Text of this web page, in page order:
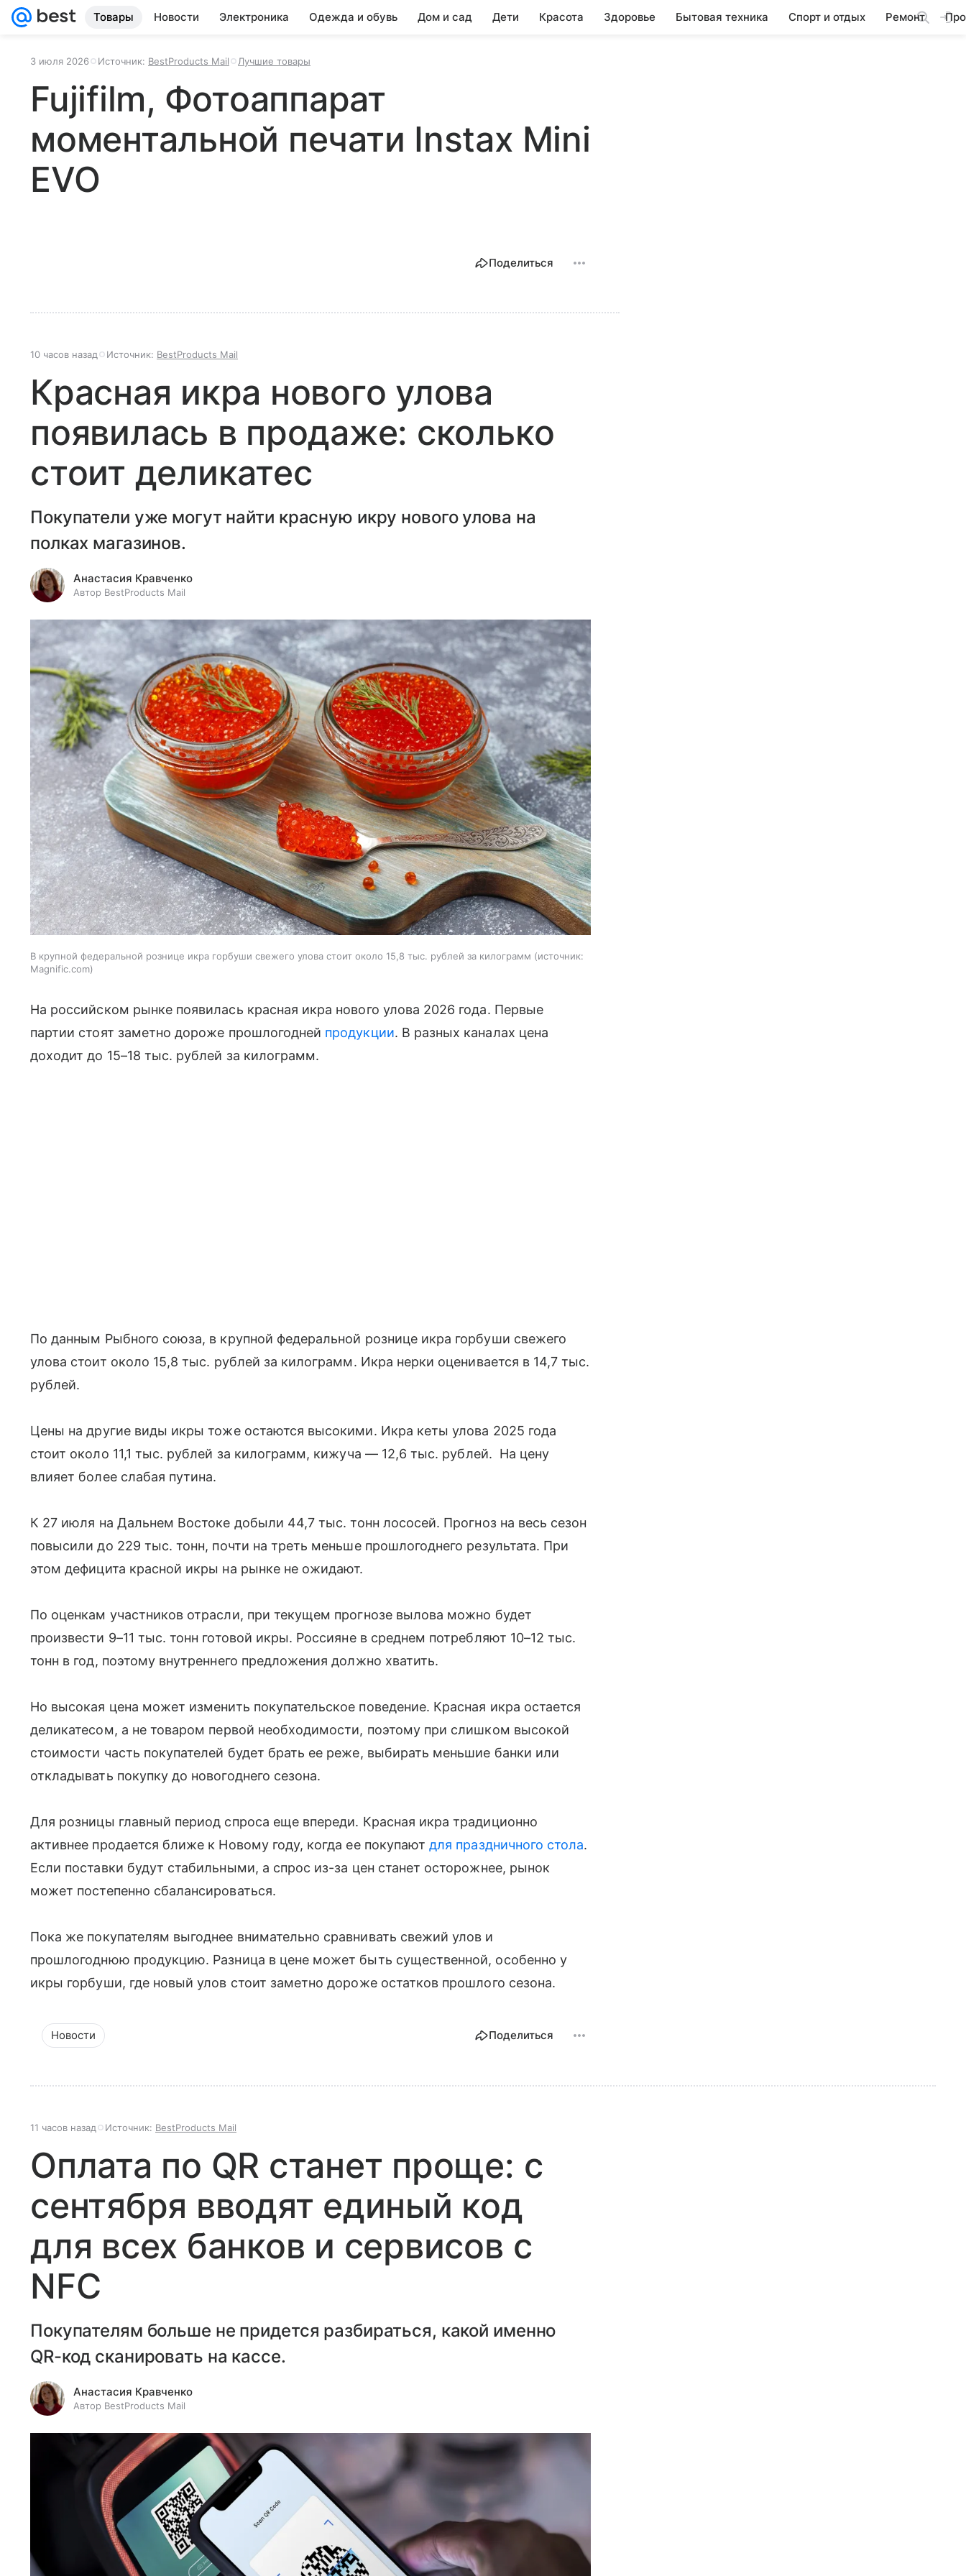
Товары Новости Электроника Одежда и обувь Дом и сад Дети Красота Здоровье Бытовая техника Спорт и отдых Ремонт
3 июля 2026 Источник: BestProducts Mail Лучшие товары
Fujifilm, Фотоаппарат
моментальной печати Instax Mini
EVO
Поделиться
10 часов назад Источник: BestProducts Mail
Красная икра нового улова
появилась в продаже: сколько
стоит деликатес
Покупатели уже могут найти красную икру нового улова на
полках магазинов.
Анастасия Кравченко
Автор BestProducts Mail
В крупной федеральной рознице икра горбуши свежего улова стоит около 15,8 тыс. рублей за килограмм
источник:
Magnific.com
На российском рынке появилась красная икра нового улова 2026 года. Первые
партии стоят заметно дороже прошлогодней продукции. В разных каналах цена
доходит до 15–18 тыс. рублей за килограмм.
По данным Рыбного союза, в крупной федеральной рознице икра горбуши свежего
улова стоит около 15,8 тыс. рублей за килограмм. Икра нерки оценивается в 14,7 тыс.
рублей.
Цены на другие виды икры тоже остаются высокими. Икра кеты улова 2025 года
стоит около 11,1 тыс. рублей за килограмм, кижуча — 12,6 тыс. рублей. На цену
влияет более слабая путина.
К 27 июля на Дальнем Востоке добыли 44,7 тыс. тонн лососей. Прогноз на весь сезон
повысили до 229 тыс. тонн, почти на треть меньше прошлогоднего результата. При
этом дефицита красной икры на рынке не ожидают.
По оценкам участников отрасли, при текущем прогнозе вылова можно будет
произвести 9–11 тыс. тонн готовой икры. Россияне в среднем потребляют 10–12 тыс.
тонн в год, поэтому внутреннего предложения должно хватить.
Но высокая цена может изменить покупательское поведение. Красная икра остается
деликатесом, а не товаром первой необходимости, поэтому при слишком высокой
стоимости часть покупателей будет брать ее реже, выбирать меньшие банки или
откладывать покупку до новогоднего сезона.
Для розницы главный период спроса еще впереди. Красная икра традиционно
активнее продается ближе к Новому году, когда ее покупаютдля праздничного стола.
Если поставки будут стабильными, а спрос из-за цен станет осторожнее, рынок
может постепенно сбалансироваться.
Пока же покупателям выгоднее внимательно сравнивать свежий улов и
прошлогоднюю продукцию. Разница в цене может быть существенной, особенно у
икры горбуши, где новый улов стоит заметно дороже остатков прошлого сезона.
Новости Поделиться
11 часов назад Источник: BestProducts Mail
Оплата по QR станет проще: с
сентября вводят единый код
для всех банков и сервисов с
NFC
Покупателям больше не придется разбираться, какой именно
QR-код сканировать на кассе.
Анастасия Кравченко
Автор BestProducts Mail